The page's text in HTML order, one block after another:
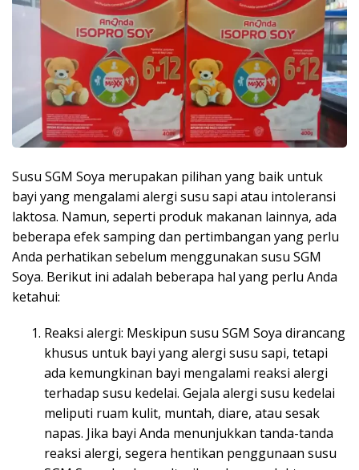
Susu SGM Soya merupakan pilihan yang baik untuk
bayi yang mengalami alergi susu sapi atau intoleransi
laktosa. Namun, seperti produk makanan lainnya, ada
beberapa efek samping dan pertimbangan yang perlu
Anda perhatikan sebelum menggunakan susu SGM
Soya. Berikut ini adalah beberapa hal yang perlu Anda
ketahui:
Reaksi alergi: Meskipun susu SGM Soya dirancang
khusus untuk bayi yang alergi susu sapi, tetapi
ada kemungkinan bayi mengalami reaksi alergi
terhadap susu kedelai. Gejala alergi susu kedelai
meliputi ruam kulit, muntah, diare, atau sesak
napas. Jika bayi Anda menunjukkan tanda-tanda
reaksi alergi, segera hentikan penggunaan susu